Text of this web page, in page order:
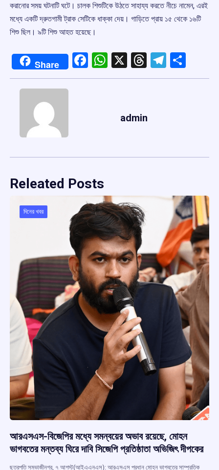
করানোর সময় ঘটনাটি ঘটে। চালক শিশুটিকে উঠতে সাহায্য করতে নীচে নামেন, এরই
মধ্যে একটি দ্রুতগামী ট্রাক সেটিকে ধাক্কা দেয়। গাড়িতে প্রায় ১৫ থেকে ১৬টি
শিশু ছিল। ৯টি শিশু আহত হয়েছে।
Share Facebook
WhatsApp
X Threads
admin
Releated Posts
দিনের খবর
আরএসএস-বিজেপির মধ্যে সমন্বয়ের অভাব রয়েছে, মোহন
ভাগবতের মন্তব্য ঘিরে দাবি সিজেপি প্রতিষ্ঠাতা অভিজিৎ দীপকের
ছত্রপতি সম্ভাজীনগর, ৭ আগস্ট(আইএএনএস): আরএসএস প্রধান মোহন ভাগবতের সাম্প্রতিক